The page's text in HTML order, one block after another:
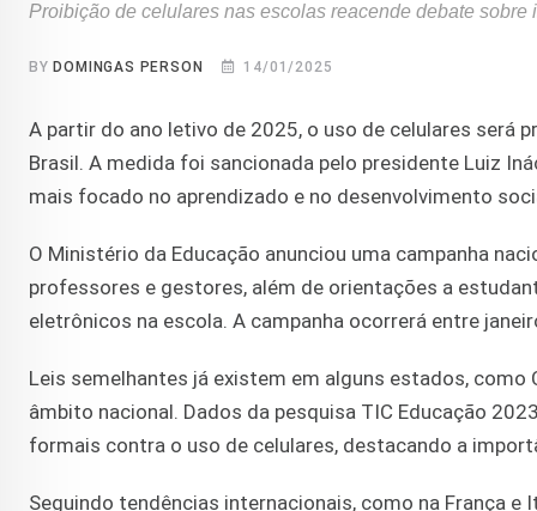
Proibição de celulares nas escolas reacende debate
BY DOMINGAS PERSON 14/01/2025
A partir do ano letivo de 2025, o uso de celulares será
Brasil. A medida foi sancionada pelo presidente Luiz
mais focado no aprendizado e no desenvolvimento
O Ministério da Educação anunciou uma campanha
professores e gestores, além de orientações a
eletrônicos na escola. A campanha ocorrerá entre
Leis semelhantes já existem em alguns estados, como
âmbito nacional. Dados da pesquisa TIC Educação
formais contra o uso de celulares, destacando a
Seguindo tendências internacionais, como na França